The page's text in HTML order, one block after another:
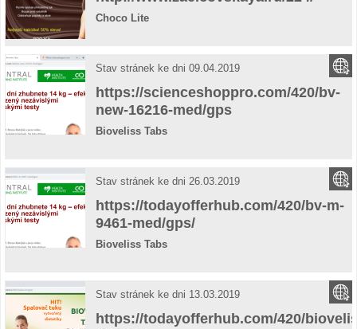
Choco Lite
Stav stránek ke dni 09.04.2019
https://scienceshoppro.com/420/bv-
new-16216-med/gps
Bioveliss Tabs
Stav stránek ke dni 26.03.2019
https://todayofferhub.com/420/bv-m-
9461-med/gps/
Bioveliss Tabs
Stav stránek ke dni 13.03.2019
https://todayofferhub.com/420/